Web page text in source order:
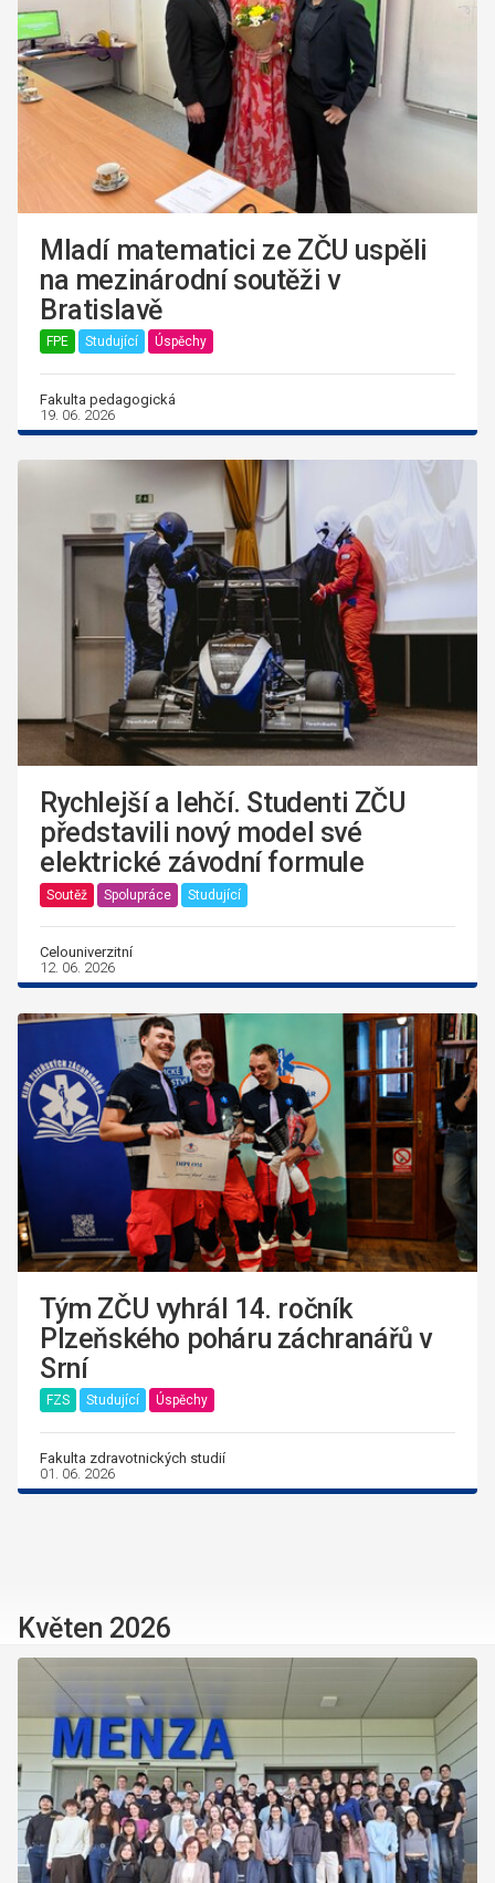
Mladí matematici ze ZČU uspěli
na mezinárodní soutěži v
Bratislavě
FPE Studující Úspěchy
Fakulta pedagogická
19. 06. 2026
Rychlejší a lehčí. Studenti ZČU
představili nový model své
elektrické závodní formule
Soutěž Spolupráce Studující
Celouniverzitní
12. 06. 2026
Tým ZČU vyhrál 14. ročník
Plzeňského poháru záchranářů v
Srní
FZS Studující Úspěchy
Fakulta zdravotnických studií
01. 06. 2026
Květen 2026